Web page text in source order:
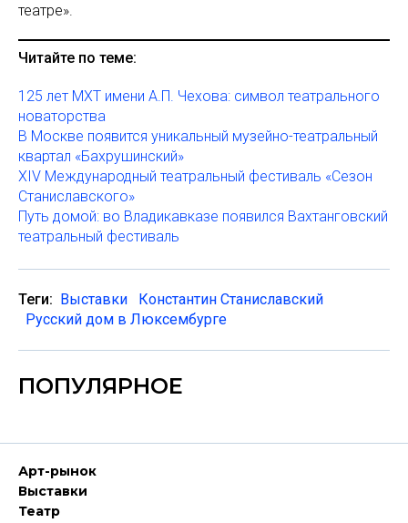
театре».
Читайте по теме:
125 лет МХТ имени А.П. Чехова: символ театрального
новаторства
В Москве появится уникальный музейно-театральный
квартал «Бахрушинский»
XIV Международный театральный фестиваль «Сезон
Станиславского»
Путь домой: во Владикавказе появился Вахтанговский
театральный фестиваль
Теги: Выставки
Константин Станиславский
Русский дом в Люксембурге
ПОПУЛЯРНОЕ
Арт-рынок
Выставки
Театр